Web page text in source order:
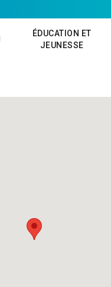
ÉDUCATION ET
JEUNESSE